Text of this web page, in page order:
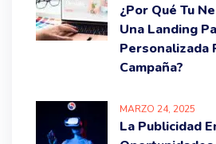
¿Por Qué Tu
Una Landing
Personalizada
Campaña?
MARZO 24, 2025
La Publicidad